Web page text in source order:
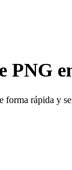
PNG
forma rápida y